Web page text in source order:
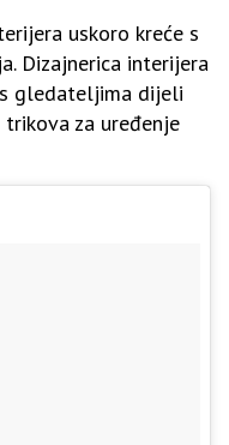
uskoro kreće s
Dizajnerica interijera
gledateljima dijeli
za uređenje